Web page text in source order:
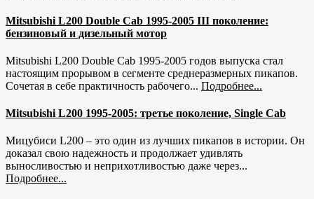
Mitsubishi L200 Double Cab 1995-2005 III поколение:
бензиновый и дизельный мотор
Mitsubishi L200 Double Cab 1995-2005 годов выпуска стал
настоящим прорывом в сегменте среднеразмерных пикапов.
Сочетая в себе практичность рабочего... Подробнее...
Mitsubishi L200 1995-2005: третье поколение, Single Cab
Мицубиси L200 – это один из лучших пикапов в истории. Он
доказал свою надежность и продолжает удивлять
выносливостью и неприхотливостью даже через...
Подробнее...